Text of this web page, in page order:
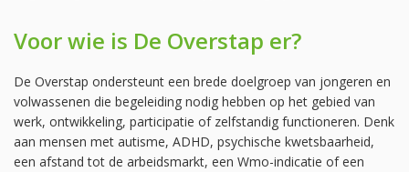
Voor wie is De Overstap er?
De Overstap ondersteunt een brede doelgroep van jongeren en
volwassenen die begeleiding nodig hebben op het gebied van
werk, ontwikkeling, participatie of zelfstandig functioneren. Denk
aan mensen met autisme, ADHD, psychische kwetsbaarheid,
een afstand tot de arbeidsmarkt, een Wmo-indicatie of een